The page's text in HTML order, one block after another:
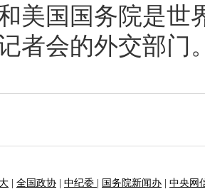
美国国务院是世
者会的外交部门